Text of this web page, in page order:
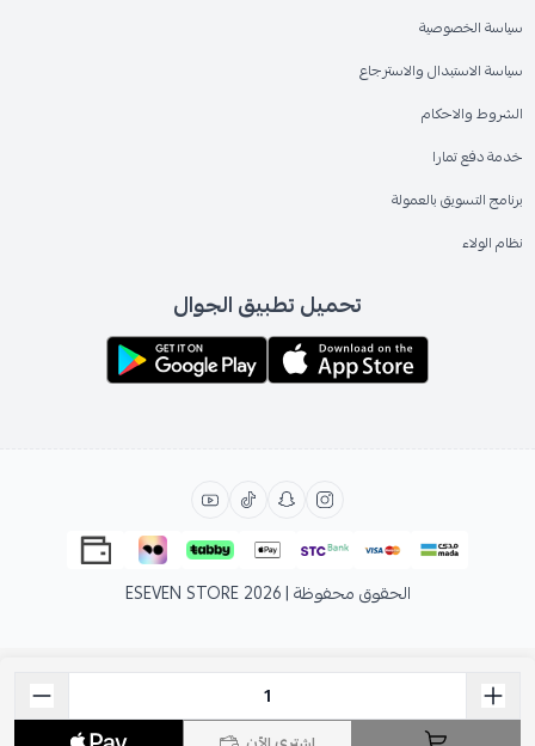
سياسة الخصوصية
سياسة الاستبدال والاسترجاع
الشروط والاحكام
خدمة دفع تمارا
برنامج التسويق بالعمولة
نظام الولاء
تحميل تطبيق الجوال
الحقوق محفوظة | 2026 ESEVEN STORE